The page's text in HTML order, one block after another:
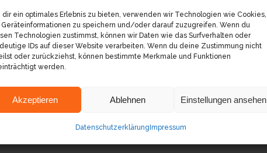
dir ein optimales Erlebnis zu bieten, verwenden wir Technologien wie Cookies,
Geräteinformationen zu speichern und/oder darauf zuzugreifen. Wenn du
Technologien zustimmst, können wir Daten wie das Surfverhalten oder
IDs auf dieser Website verarbeiten. Wenn du deine Zustimmung nicht
oder zurückziehst, können bestimmte Merkmale und Funktionen
werden.
Akzeptieren Ablehnen Einstellungen ansehen
Datenschutzerklärung Impressum